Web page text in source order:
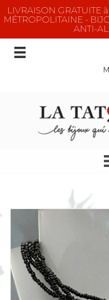
LIVRAISON
MÉTROPOLITAINE -
ANTI-